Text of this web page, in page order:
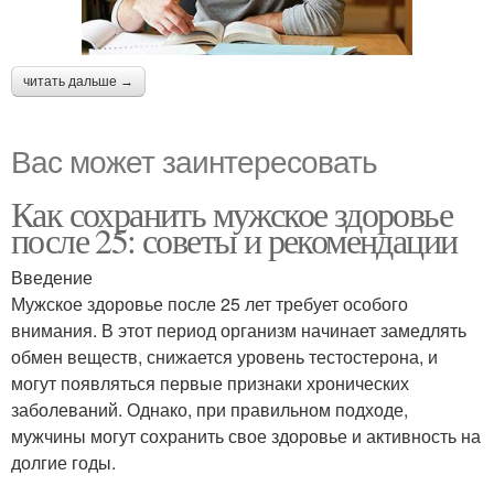
читать дальше →
Вас может заинтересовать
Как сохранить мужское здоровье
после 25: советы и рекомендации
Введение
Мужское здоровье после 25 лет требует особого
внимания. В этот период организм начинает замедлять
обмен веществ, снижается уровень тестостерона, и
могут появляться первые признаки хронических
заболеваний. Однако, при правильном подходе,
мужчины могут сохранить свое здоровье и активность на
долгие годы.